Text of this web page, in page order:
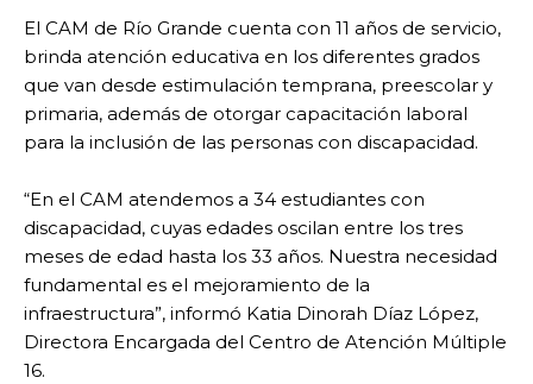
El CAM de Río Grande cuenta con 11 años de servicio,
brinda atención educativa en los diferentes grados
que van desde estimulación temprana, preescolar y
primaria, además de otorgar capacitación laboral
para la inclusión de las personas con discapacidad.
“En el CAM atendemos a 34 estudiantes con
discapacidad, cuyas edades oscilan entre los tres
meses de edad hasta los 33 años. Nuestra necesidad
fundamental es el mejoramiento de la
infraestructura”, informó Katia Dinorah Díaz López,
Directora Encargada del Centro de Atención Múltiple
16.